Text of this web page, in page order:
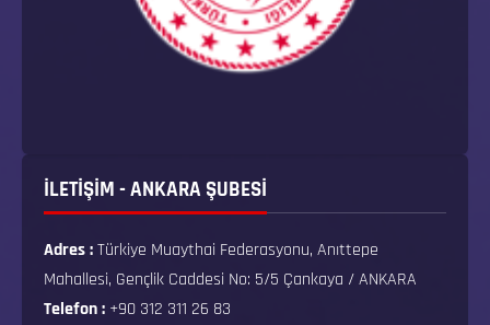
İLETİŞİM - ANKARA ŞUBESİ
Adres :Türkiye Muaythai Federasyonu, Anıttepe
Mahallesi, Gençlik Caddesi No: 5/5 Çankaya / ANKARA
Telefon : +90 312 311 26 83